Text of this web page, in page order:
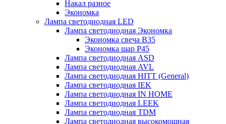
Накал разное
Экономка
Лампа светодиодная LED
Лампа светодиодная Экономка
Экономка свеча B35
Экономка шар P45
Лампа светодиодная ASD
Лампа светодиодная AVL
Лампа светодиодная HITT (General)
Лампа светодиодная IEK
Лампа светодиодная IN HOME
Лампа светодиодная LEEK
Лампа светодиодная TDM
Лампа светодиодная высокомощная